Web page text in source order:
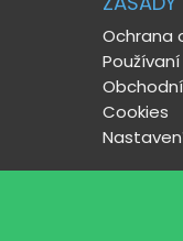
Ochrana
Cookies